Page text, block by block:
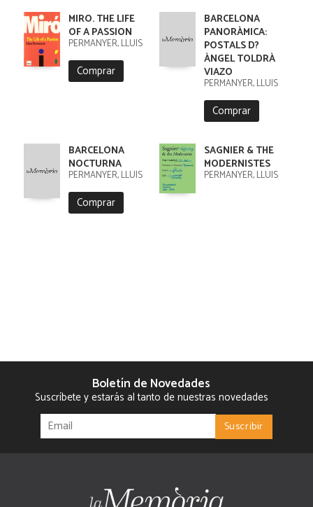
MIRO. THE LIFE
OF A PASSION
PERMANYER, LLUÍS
Comprar
BARCELONA
PANORÀMICA:
POSTALS D?
ÀNGEL TOLDRÀ
VIAZO
PERMANYER, LLUÍS
Comprar
BARCELONA
NOCTURNA
PERMANYER, LLUÍS
Comprar
SAGNIER & THE
MODERNISTES
PERMANYER, LLUIS
Boletín de Novedades
Suscríbete y estarás al tanto de nuestras novedades